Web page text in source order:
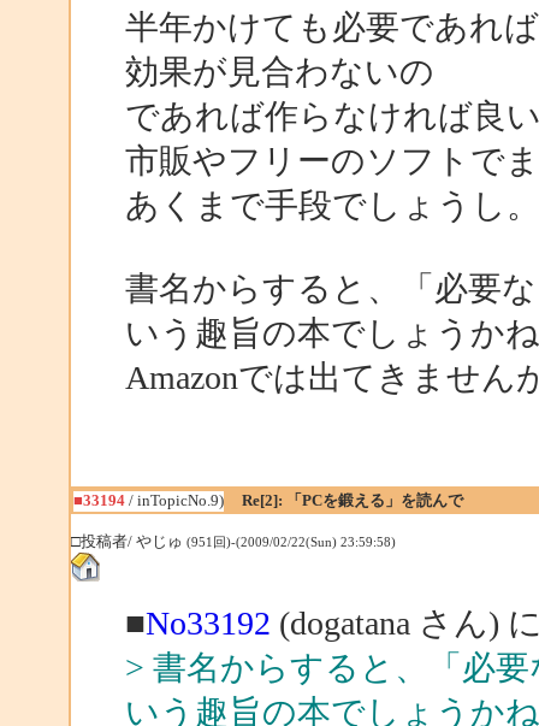
半年かけても必要であれ
効果が見合わないの
であれば作らなければ良
市販やフリーのソフトで
あくまで手段でしょうし。
書名からすると、「必要
いう趣旨の本でしょうか
Amazonでは出てきません
■33194/ inTopicNo.9) Re[2]: 「PCを鍛える」を読んで
□投稿者/ やじゅ (951回)-(2009/02/22(Sun) 23:59:58)
■No33192 (dogatana さん)
> 書名からすると、「必
いう趣旨の本でしょうか